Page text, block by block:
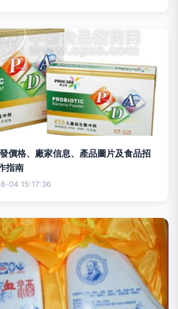
價格、廠家信息、產品圖片及食品招
指南
04 15:17:36